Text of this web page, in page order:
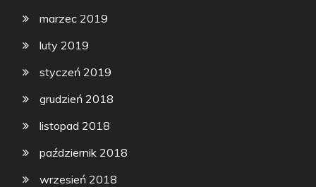
marzec 2019
luty 2019
styczeń 2019
grudzień 2018
listopad 2018
październik 2018
wrzesień 2018